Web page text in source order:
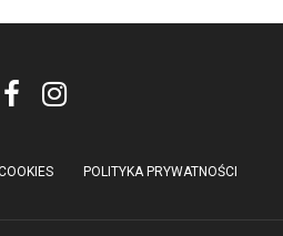
POLITYKA PRYWATNOŚCI